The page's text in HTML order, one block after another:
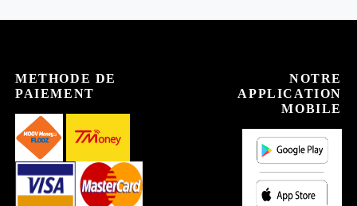
METHODE DE
PAIEMENT
NOTRE
APPLICATION
MOBILE